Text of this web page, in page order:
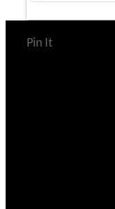
Pin It